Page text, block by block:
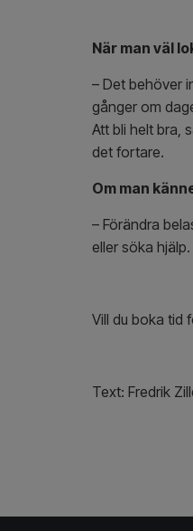
När man väl
– Det behöver
gånger om
Att bli helt bra,
det fortare.
Om man
– Förändra
eller söka
Vill du boka tid
Text: Fredrik